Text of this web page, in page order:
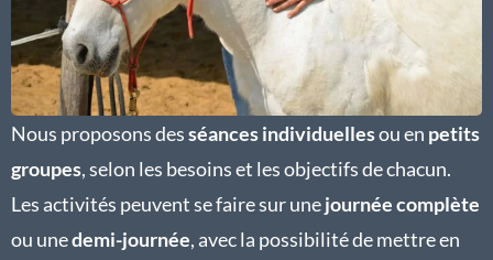
Nous proposons desséances individuellesou en petits
groupes, selon les besoins et les objectifs de chacun.
Les activités peuvent se faire sur unejournée complète
ou unedemi-journée, avec la possibilité de mettre en